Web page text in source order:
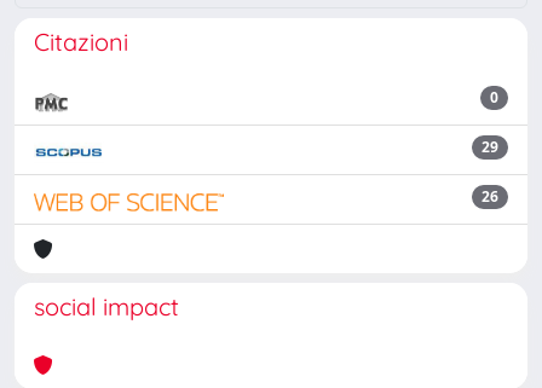
Citazioni
0
29
26
social impact